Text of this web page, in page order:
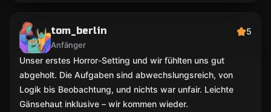
tom_berlin
Anfänger
5
Unser erstes Horror-Setting und wir fühlten uns gut
abgeholt. Die Aufgaben sind abwechslungsreich, von
Logik bis Beobachtung, und nichts war unfair. Leichte
Gänsehaut inklusive – wir kommen wieder.